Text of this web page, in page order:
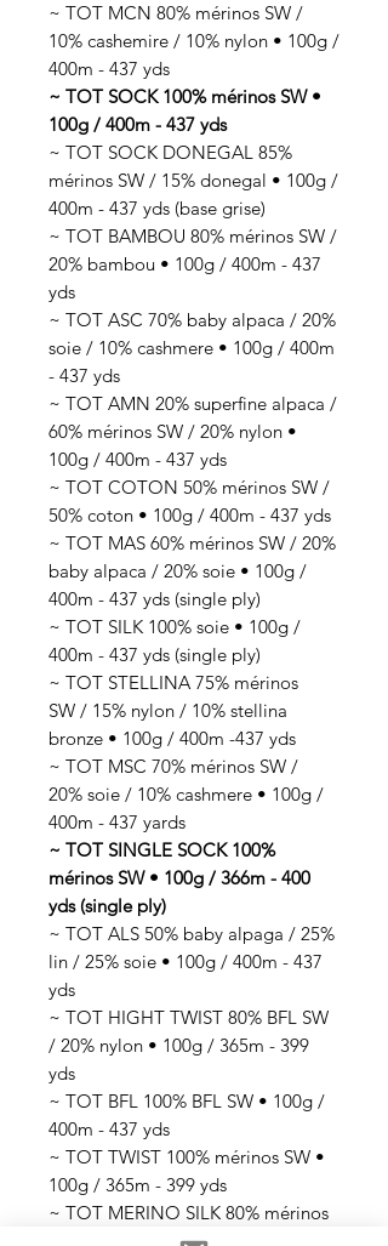
~ TOT MCN 80% mérinos SW /
10% cashemire / 10% nylon • 100g /
400m - 437 yds
~ TOT SOCK 100% mérinos SW •
100g / 400m - 437 yds
~ TOT SOCK DONEGAL 85%
mérinos SW / 15% donegal • 100g /
400m - 437 yds (base grise)
~ TOT BAMBOU 80% mérinos SW /
20% bambou • 100g / 400m - 437
yds
~ TOT ASC 70% baby alpaca / 20%
soie / 10% cashmere • 100g / 400m
- 437 yds
~ TOT AMN 20% superfine alpaca /
60% mérinos SW / 20% nylon •
100g / 400m - 437 yds
~ TOT COTON 50% mérinos SW /
50% coton • 100g / 400m - 437 yds
~ TOT MAS 60% mérinos SW / 20%
baby alpaca / 20% soie • 100g /
400m - 437 yds (single ply)
~ TOT SILK 100% soie • 100g /
400m - 437 yds (single ply)
~ TOT STELLINA 75% mérinos
SW / 15% nylon / 10% stellina
bronze • 100g / 400m -437 yds
~ TOT MSC 70% mérinos SW /
20% soie / 10% cashmere • 100g /
400m - 437 yards
~ TOT SINGLE SOCK 100%
mérinos SW • 100g / 366m - 400
yds (single ply)
~ TOT ALS 50% baby alpaga / 25%
lin / 25% soie • 100g / 400m - 437
yds
~ TOT HIGHT TWIST 80% BFL SW
/ 20% nylon • 100g / 365m - 399
yds
~ TOT BFL 100% BFL SW • 100g /
400m - 437 yds
~ TOT TWIST 100% mérinos SW •
100g / 365m - 399 yds
~ TOT MERINO SILK 80% mérinos
SW / 20% soie • 100g / 365m - 399